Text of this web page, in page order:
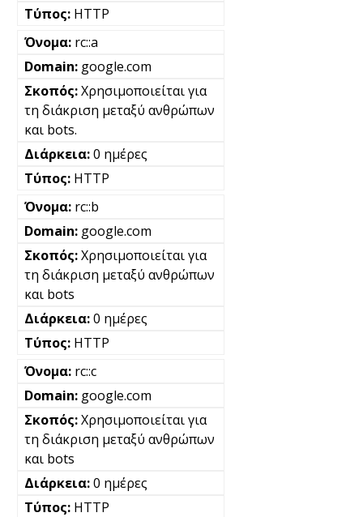
HTTP
rc::a
google.com
Χρησιμοποιείται για
τη διάκριση μεταξύ ανθρώπων
και bots.
0 ημέρες
HTTP
rc::b
google.com
Χρησιμοποιείται για
τη διάκριση μεταξύ ανθρώπων
και bots
0 ημέρες
HTTP
rc::c
google.com
Χρησιμοποιείται για
τη διάκριση μεταξύ ανθρώπων
και bots
0 ημέρες
HTTP